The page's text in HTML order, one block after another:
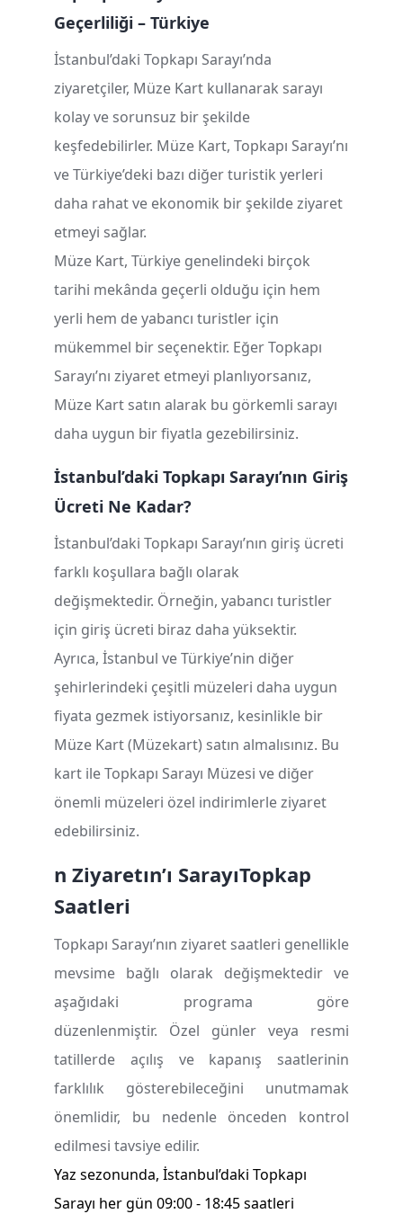
Geçerliliği – Türkiye
İstanbul’daki Topkapı Sarayı’nda
ziyaretçiler, Müze Kart kullanarak sarayı
kolay ve sorunsuz bir şekilde
keşfedebilirler. Müze Kart, Topkapı Sarayı’nı
ve Türkiye’deki bazı diğer turistik yerleri
daha rahat ve ekonomik bir şekilde ziyaret
etmeyi sağlar.
Müze Kart, Türkiye genelindeki birçok
tarihi mekânda geçerli olduğu için hem
yerli hem de yabancı turistler için
mükemmel bir seçenektir. Eğer Topkapı
Sarayı’nı ziyaret etmeyi planlıyorsanız,
Müze Kart satın alarak bu görkemli sarayı
daha uygun bir fiyatla gezebilirsiniz.
İstanbul’daki Topkapı Sarayı’nın Giriş
Ücreti Ne Kadar?
İstanbul’daki Topkapı Sarayı’nın giriş ücreti
farklı koşullara bağlı olarak
değişmektedir. Örneğin, yabancı turistler
için giriş ücreti biraz daha yüksektir.
Ayrıca, İstanbul ve Türkiye’nin diğer
şehirlerindeki çeşitli müzeleri daha uygun
fiyata gezmek istiyorsanız, kesinlikle bir
Müze Kart (Müzekart) satın almalısınız. Bu
kart ile Topkapı Sarayı Müzesi ve diğer
önemli müzeleri özel indirimlerle ziyaret
edebilirsiniz.
Topkap
ı
Saray
ı
’
n
ı
n Ziyaret
Saatleri
Topkapı Sarayı’nın ziyaret saatleri genellikle
mevsime bağlı olarak değişmektedir ve
aşağıdaki programa göre
düzenlenmiştir. Özel günler veya resmi
tatillerde açılış ve kapanış saatlerinin
farklılık gösterebileceğini unutmamak
önemlidir, bu nedenle önceden kontrol
edilmesi tavsiye edilir.
Yaz sezonunda, İstanbul’daki Topkapı
Sarayı her gün 09:00 - 18:45 saatleri